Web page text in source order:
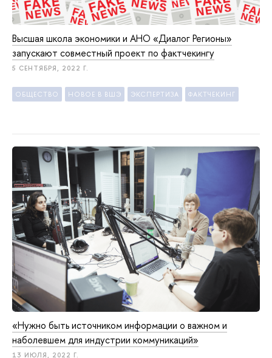
Высшая школа экономики и АНО «Диалог Регионы»
запускают совместный проект по фактчекингу
5 СЕНТЯБРЯ, 2022 Г.
ОБЩЕСТВО НОВОЕ В ВШЭ ЭКСПЕРТИЗА ФАКТЧЕКИНГ
«Нужно быть источником информации о важном и
наболевшем для индустрии коммуникаций»
13 ИЮЛЯ, 2022 Г.